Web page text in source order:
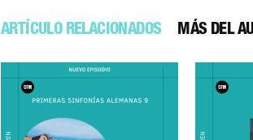
ARTÍCULO RELACIONADOS MÁS DEL